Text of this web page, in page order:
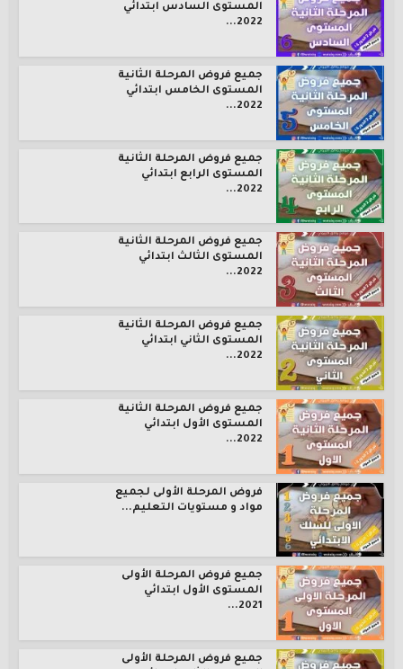
المستوى السادس ابتدائي
2022...
جميع فروض المرحلة الثانية
المستوى الخامس ابتدائي
2022...
جميع فروض المرحلة الثانية
المستوى الرابع ابتدائي
2022...
جميع فروض المرحلة الثانية
المستوى الثالث ابتدائي
2022...
جميع فروض المرحلة الثانية
المستوى الثاني ابتدائي
2022...
جميع فروض المرحلة الثانية
المستوى الأول ابتدائي
2022...
فروض المرحلة الأولى لجميع
مواد و مستويات التعليم...
جميع فروض المرحلة الأولى
المستوى الأول ابتدائي
2021...
جميع فروض المرحلة الأولى